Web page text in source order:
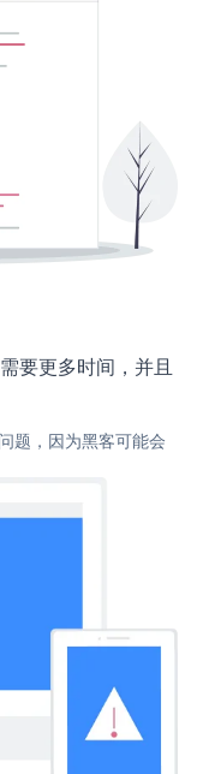
要更多时间，并且
题，因为黑客可能会